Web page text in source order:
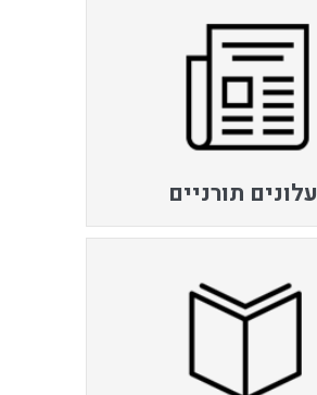
עלונים תורניים